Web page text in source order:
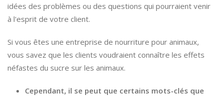
idées des problèmes ou des questions qui pourraient venir
à l'esprit de votre client.
Si vous êtes une entreprise de nourriture pour animaux,
vous savez que les clients voudraient connaître les effets
néfastes du sucre sur les animaux.
Cependant, il se peut que certains mots-clés que